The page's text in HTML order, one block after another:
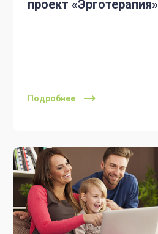
проект «Эрготерапия»
Подробнее